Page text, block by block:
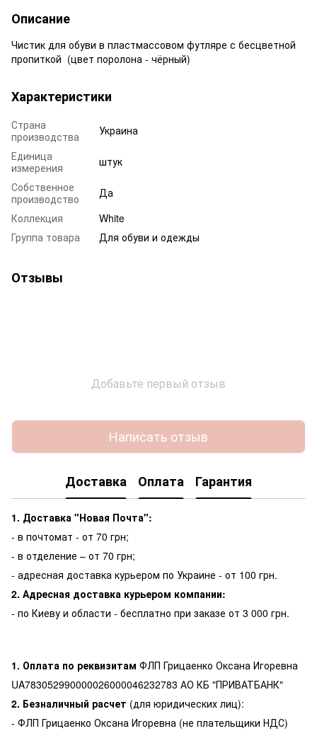
Описание
Чистик для обуви в пластмассовом футляре с бесцветной
пропиткой (цвет поролона - чёрный)
Характеристики
Страна
производства
Украина
Единица
измерения
штук
Собственное
производство
Да
Коллекция
White
Группа товара
Для обуви и одежды
Отзывы
Добавьте первый отзыв
Написать отзыв
Доставка Оплата Гарантия
1. Доставка "Новая Почта":
- в почтомат - от 70 грн;
- в отделение – от 70 грн;
- адресная доставка курьером по Украине - от 100 грн.
2. Адресная доставка курьером компании:
- по Киеву и области - бесплатно при заказе от 3 000 грн.
1. Оплата по реквизитам ФЛП Грицаенко Оксана Игоревна
UA783052990000026000046232783 АО КБ "ПРИВАТБАНК"
2. Безналичный расчет (для юридических лиц):
- ФЛП Грицаенко Оксана Игоревна (не плательщики НДС)